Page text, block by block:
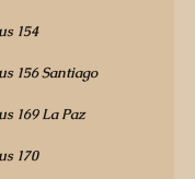
154
156 Santiago
169 La Paz
170